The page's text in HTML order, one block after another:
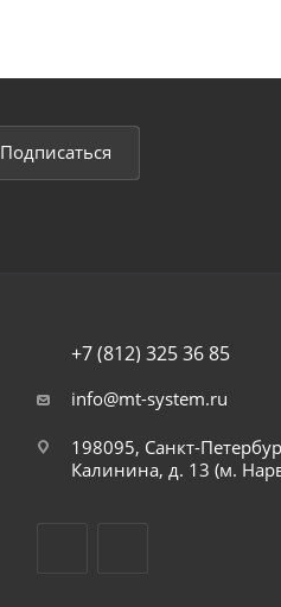
Подписаться
+7 (812) 325 36 85
info@mt-system.ru
198095, Санкт-
Калинина, д. 13 (м.